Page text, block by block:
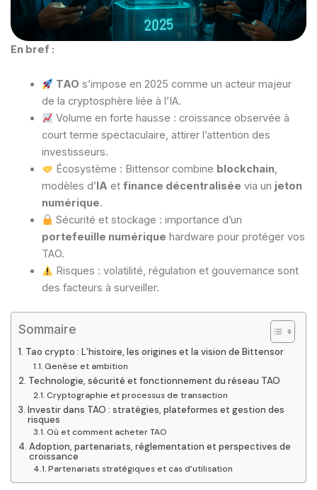
En bref :
TAO s’impose en 2025 comme un acteur majeur
de la cryptosphère liée à l’IA.
Volume en forte hausse : croissance observée à
court terme spectaculaire, attirer l’attention des
investisseurs.
Écosystème : Bittensor combine blockchain,
modèles d’IA et finance décentralisée via un jeton
numérique.
Sécurité et stockage : importance d’un
portefeuille numérique hardware pour protéger vos
TAO.
Risques : volatilité, régulation et gouvernance sont
des facteurs à surveiller.
Sommaire
Tao crypto : L’histoire, les origines et la vision de Bittensor
Genèse et ambition
Technologie, sécurité et fonctionnement du réseau TAO
Cryptographie et processus de transaction
Investir dans TAO : stratégies, plateformes et gestion des
risques
Où et comment acheter TAO
Adoption, partenariats, réglementation et perspectives de
croissance
Partenariats stratégiques et cas d’utilisation